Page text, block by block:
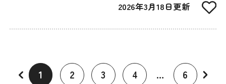
2026年3月18日更新
1 2 3 4 … 6